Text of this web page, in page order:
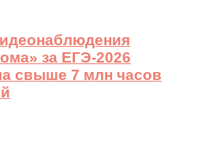
за ЕГЭ-2026
свыше 7 млн часов